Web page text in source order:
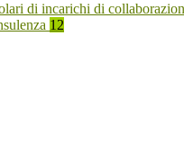
di incarichi di
12